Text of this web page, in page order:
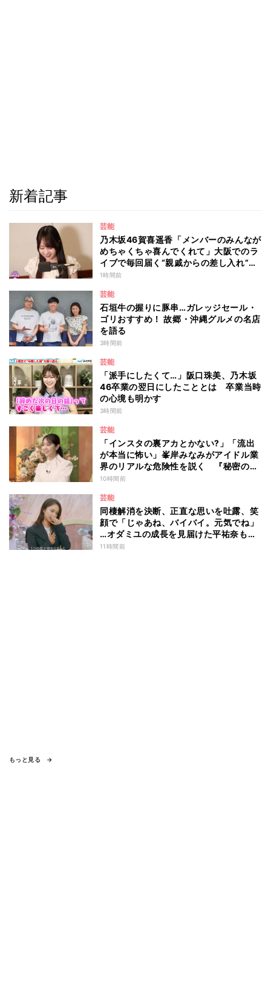
新着記事
芸能
乃木坂46賀喜遥香「メンバーのみんなが
めちゃくちゃ喜んでくれて」大阪でのラ
イブで毎回届く“親戚からの差し入れ”と
は？
1時間前
芸能
石垣牛の握りに豚串…ガレッジセール・
ゴリおすすめ！ 故郷・沖縄グルメの名店
を語る
3時間前
芸能
「派手にしたくて…」阪口珠美、乃木坂
46卒業の翌日にしたこととは 卒業当時
の心境も明かす
3時間前
芸能
「インスタの裏アカとかない?」「流出
が本当に怖い」峯岸みなみがアイドル業
界のリアルな危険性を説く 『秘密のマ
マ園』特別編
10時間前
芸能
同棲解消を決断、正直な思いを吐露、笑
顔で「じゃあね、バイバイ。元気でね」
…オダミユの成長を見届けた平祐奈も思
わず涙 『ガールオアレディ3』
11時間前
もっと見る